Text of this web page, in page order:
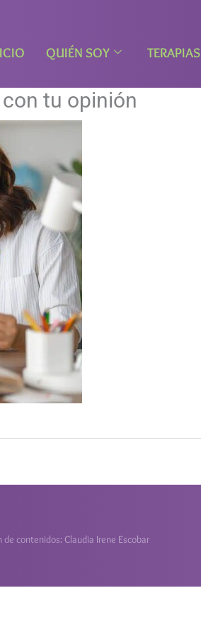
QUIÉN SOY TERAPIAS
tu opinión
contenidos: Claudia Irene Escobar